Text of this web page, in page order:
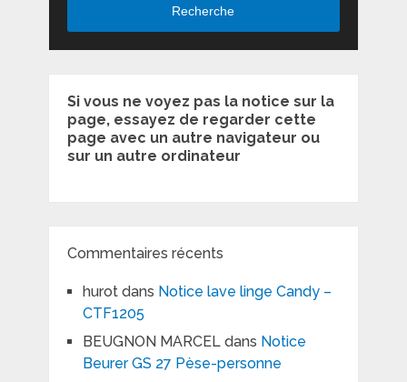
Recherche
Si vous ne voyez pas la notice sur la
page, essayez de regarder cette
page avec un autre navigateur ou
sur un autre ordinateur
Commentaires récents
hurotdans Notice lave linge Candy –
CTF1205
BEUGNON MARCELdans Notice
Beurer GS 27 Pèse-personne